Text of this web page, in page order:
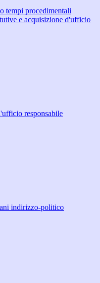
tempi procedimentali
e acquisizione d'ufficio
responsabile
indirizzo-politico